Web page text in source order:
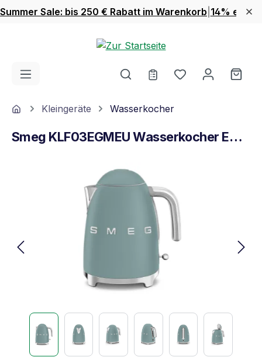
Zum Hauptinhalt springen
Summer Sale: bis 250 € Rabatt im Warenkorb 14% extra
Du hast 0
HomeKleingeräte Wasserkocher
Smeg KLF03EGMEU Wasserkocher Emerald Green
Bildergalerie überspringen